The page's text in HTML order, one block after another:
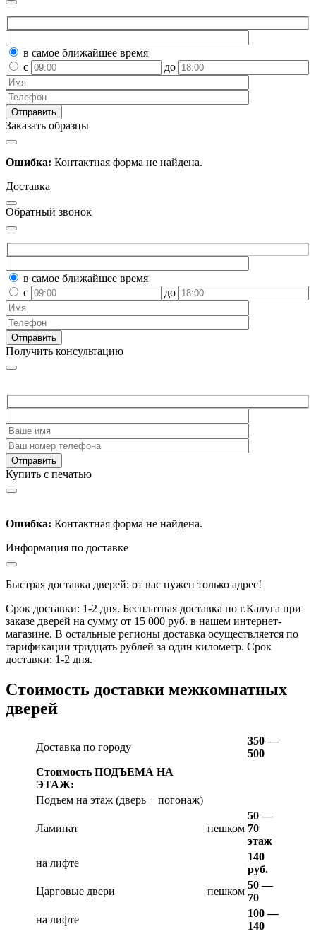
в самое ближайшее время
с
до
Заказать образцы
Ошибка: Контактная форма не найдена.
Доставка
Обратный звонок
в самое ближайшее время
с
до
Получить консультацию
Купить с печатью
Ошибка: Контактная форма не найдена.
Информация по доставке
Быстрая доставка дверей: от вас нужен только адрес!
Срок доставки: 1-2 дня. Бесплатная доставка по г.Калуга при
заказе дверей на сумму от 15 000 руб. в нашем интернет-
магазине. В остальные регионы доставка осуществляется по
тарификации тридцать рублей за один километр. Срок
доставки: 1-2 дня.
Стоимость доставки межкомнатных
дверей
Доставка по городу
350 —
500
Стоимость ПОДЪЕМА НА
ЭТАЖ:
Подъем на этаж (дверь + погонаж)
Ламинат пешком
50 —
70
этаж
на лифте
140
руб.
Царговые двери
пешком
50 —
70
на лифте
100 —
140